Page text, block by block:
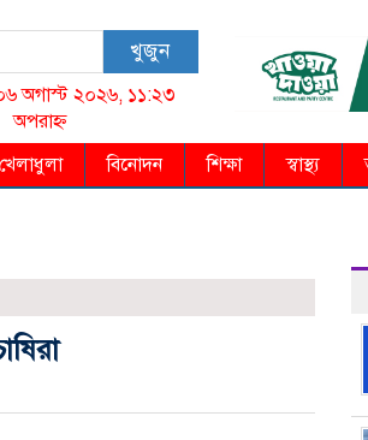
খুজুন
অগাস্ট ২০২৬, ১১:২৩
অপরাহ্ন
খেলাধুলা বিনোদন শিক্ষা স্বাস্থ্য